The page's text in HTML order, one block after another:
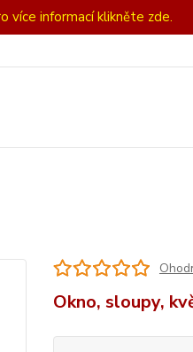
více informací klikněte zde.
Okno, sloupy,